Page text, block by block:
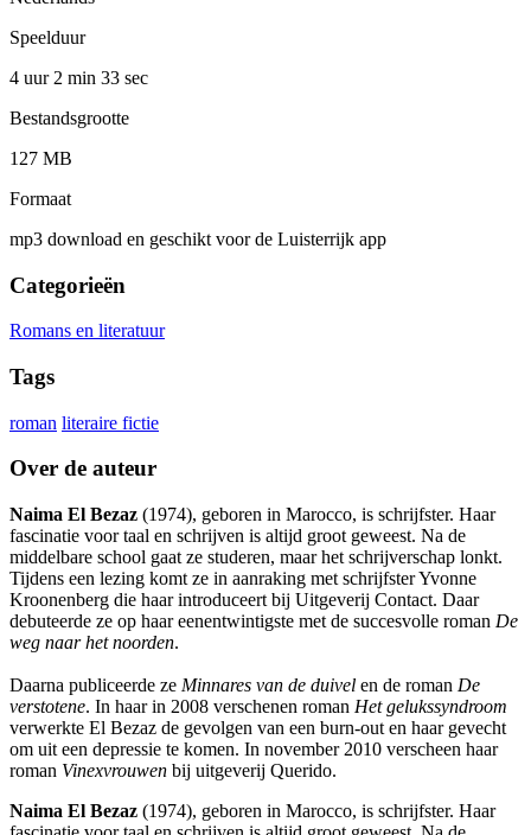
Speelduur
4 uur 2 min 33 sec
Bestandsgrootte
127 MB
Formaat
mp3 download en geschikt voor de Luisterrijk app
Categorieën
Romans en literatuur
Tags
roman literaire fictie
Over de auteur
Naima El Bezaz (1974), geboren in Marocco, is schrijfster. Haar
fascinatie voor taal en schrijven is altijd groot geweest. Na de
middelbare school gaat ze studeren, maar het schrijverschap lonkt.
Tijdens een lezing komt ze in aanraking met schrijfster Yvonne
Kroonenberg die haar introduceert bij Uitgeverij Contact. Daar
debuteerde ze op haar eenentwintigste met de succesvolle roman De
weg naar het noorden.
Daarna publiceerde ze Minnares van de duivel en de roman De
verstotene. In haar in 2008 verschenen roman Het gelukssyndroom
verwerkte El Bezaz de gevolgen van een burn-out en haar gevecht
om uit een depressie te komen. In november 2010 verscheen haar
roman Vinexvrouwen bij uitgeverij Querido.
Naima El Bezaz (1974), geboren in Marocco, is schrijfster. Haar